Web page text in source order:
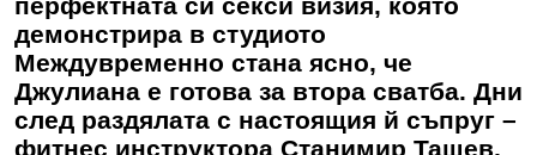
демонстрира в студиото
Междувременно стана ясно, че
Джулиана е готова за втора сватба. Дни
след раздялата с настоящия й съпруг –
фитнес инструктора Станимир Ташев,